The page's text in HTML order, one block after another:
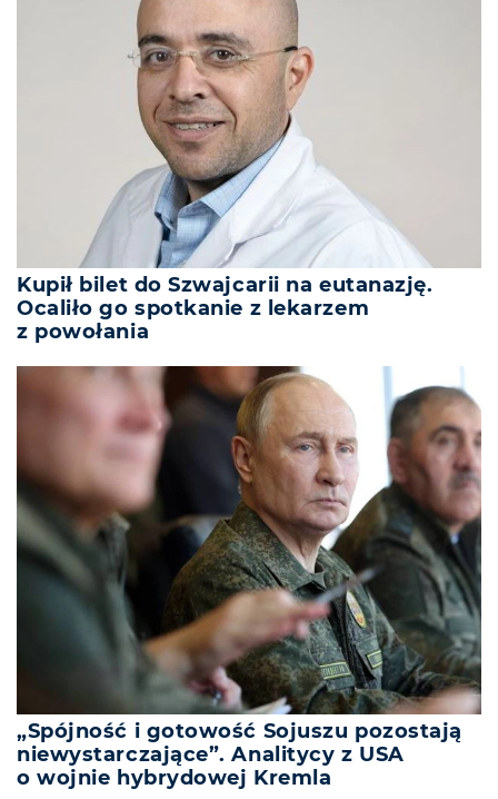
Kupił bilet do Szwajcarii na eutanazję.
Ocaliło go spotkanie z lekarzem
z powołania
„Spójność i gotowość Sojuszu pozostają
niewystarczające”. Analitycy z USA
o wojnie hybrydowej Kremla